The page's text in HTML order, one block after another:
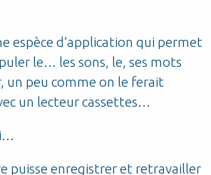
espèce d’application qui permet
le… les sons, le, ses mots
un peu comme on le ferait
un lecteur cassettes…
puisse enregistrer et retravailler